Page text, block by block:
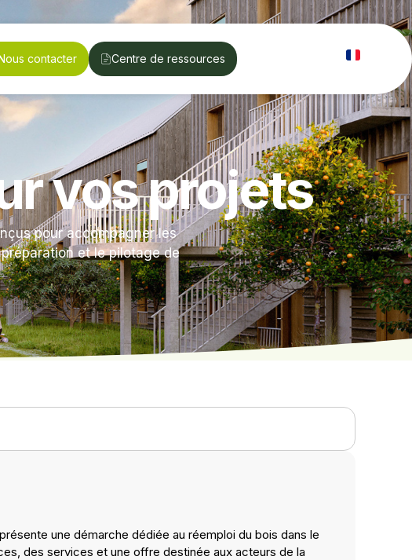
contacter Centre de ressources
vos projets
pour accompagner les
et le pilotage de
une démarche dédiée au réemploi du bois dans le
des services et une offre destinée aux acteurs de la